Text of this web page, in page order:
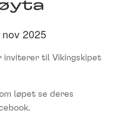
2025
inviterer til Vikingskipet
løpet se deres